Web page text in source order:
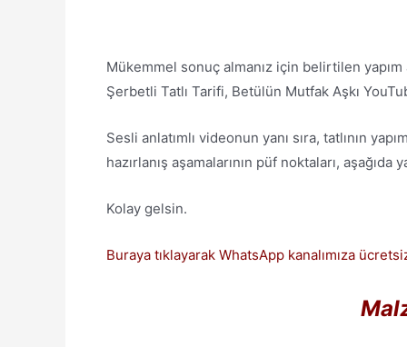
Mükemmel sonuç almanız için belirtilen
Şerbetli Tatlı Tarifi, Betülün Mutfak Aşkı
Sesli anlatımlı videonun yanı sıra, tatlının
hazırlanış aşamalarının püf noktaları, aşağıda
Kolay gelsin.
Buraya tıklayarak WhatsApp kanalımıza